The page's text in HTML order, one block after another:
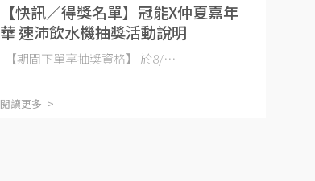
【快訊／得獎名單】冠能X仲夏嘉年
華 速沛飲水機抽獎活動說明
【期間下單享抽獎資格】 於8/⋯
閱讀更多 ->